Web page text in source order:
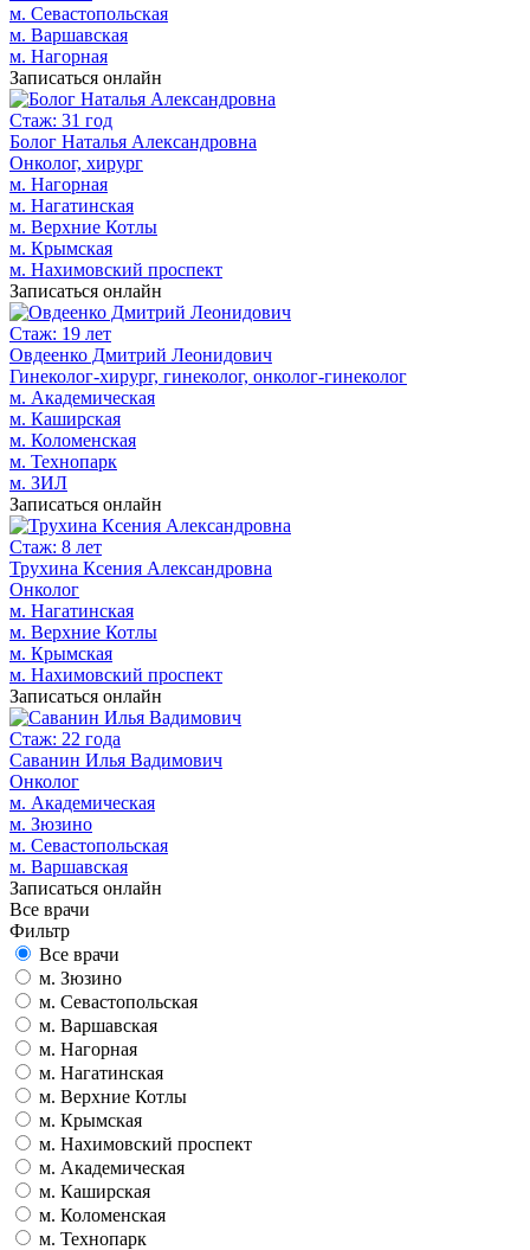
м. Севастопольская
м. Варшавская
м. Нагорная
Записаться онлайн
Стаж: 31 год
Болог Наталья Александровна
Онколог, хирург
м. Нагорная
м. Нагатинская
м. Верхние Котлы
м. Крымская
м. Нахимовский проспект
Записаться онлайн
Стаж: 19 лет
Овдеенко Дмитрий Леонидович
Гинеколог-хирург, гинеколог, онколог-гинеколог
м. Академическая
м. Каширская
м. Коломенская
м. Технопарк
м. ЗИЛ
Записаться онлайн
Стаж: 8 лет
Трухина Ксения Александровна
Онколог
м. Нагатинская
м. Верхние Котлы
м. Крымская
м. Нахимовский проспект
Записаться онлайн
Стаж: 22 года
Саванин Илья Вадимович
Онколог
м. Академическая
м. Зюзино
м. Севастопольская
м. Варшавская
Записаться онлайн
Все врачи
Фильтр
Все врачи
м. Зюзино
м. Севастопольская
м. Варшавская
м. Нагорная
м. Нагатинская
м. Верхние Котлы
м. Крымская
м. Нахимовский проспект
м. Академическая
м. Каширская
м. Коломенская
м. Технопарк